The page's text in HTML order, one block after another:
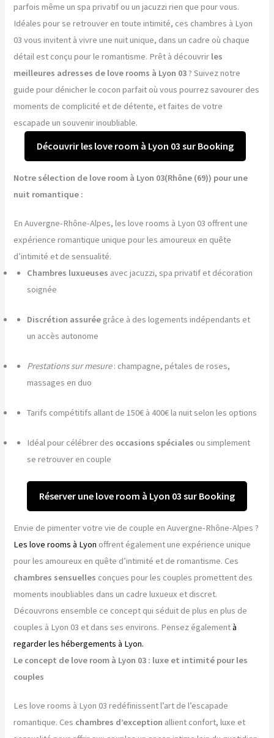
parfois même un spa privatif ou un jacuzzi rien que pour vous.
Idéales pour se retrouver en toute intimité, ces chambres à Lyon
03 vous invitent à vivre une nuit unique, dans un cadre où chaque
détail est conçu pour le romantisme. Prêt à découvrir les
meilleures adresses de love rooms à Lyon 03? Suivez notre
guide pour dénicher le cocon parfait où vous pourrez savourer des
moments de complicité et de détente, et faites de votre
escapade un souvenir inoubliable.
Découvrir les love room à Lyon 03 sur Booking
Notre sélection de love room à Lyon 03(Rhône (69)) pour une
nuit romantique :
En Auvergne-Rhône-Alpes, les love rooms à Lyon 03 offrent une
expérience romantique unique pour les amoureux en quête
d’intimité et de sensualité.
Chambres luxueuses avec jacuzzi, spa privatif et décoration
soignée
Discrétion assurée grâce à des logements indépendants et
un accès autonome
Prestations sur mesure: champagne, pétales de roses,
massages en duo
Tarifs compétitifs allant de 150€ à 400€ la nuit selon les options
Idéal pour célébrer des occasions spéciales ou simplement
se retrouver en couple
Réserver une love room à Lyon 03 sur Booking
Envie de pimenter votre vie de couple en Auvergne-Rhône-Alpes ?
Les love rooms à Lyon offrent également une expérience unique
pour les amoureux en quête d’intimité et de romantisme. Ces
chambres sensuelles conçues pour les couples promettent des
moments inoubliables dans un cadre luxueux et discret.
Découvrons ensemble ce concept qui séduit de plus en plus de
couples à Lyon 03 et dans ses environs. Pensez égalementà
regarder les hébergements à Lyon.
Le concept de love room à Lyon 03 : luxe et intimité pour les
couples
Les love rooms à Lyon 03 redéfinissent l’art de l’escapade
romantique. Ces chambres d’exception allient confort, luxe et